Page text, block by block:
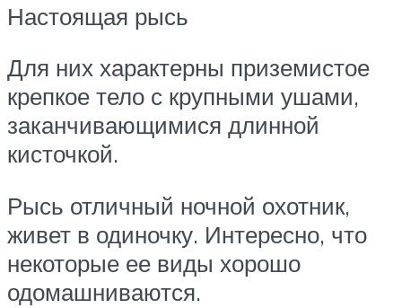
Настоящая рысь
Для них характерны приземистое
крепкое тело с крупными ушами,
заканчивающимися длинной
кисточкой.
Рысь отличный ночной охотник,
живет в одиночку. Интересно, что
некоторые ее виды хорошо
одомашниваются.